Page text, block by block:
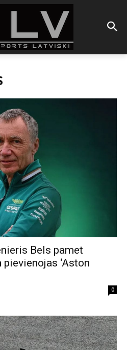
Bels pamet
pievienojas ‘Aston
0